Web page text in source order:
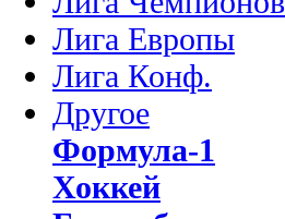
Лига Европы
Лига Конф.
Другое
Формула-1
Хоккей